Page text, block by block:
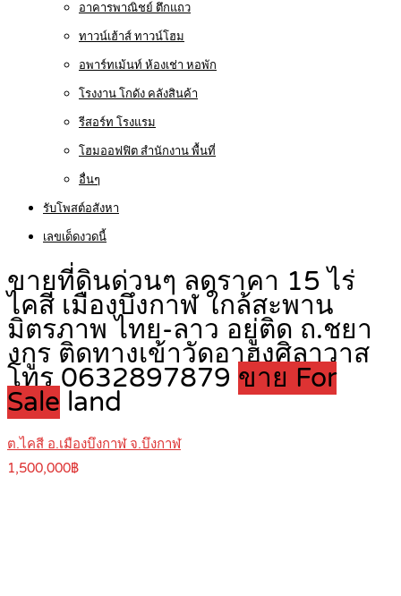
อาคารพาณิชย์ ตึกแถว
ทาวน์เฮ้าส์ ทาวน์โฮม
อพาร์ทเม้นท์ ห้องเช่า หอพัก
โรงงาน โกดัง คลังสินค้า
รีสอร์ท โรงแรม
โฮมออฟฟิต สำนักงาน พื้นที่
อื่นๆ
รับโพสต์อสังหา
เลขเด็ดงวดนี้
ขายที่ดินด่วนๆ ลดราคา 15 ไร่
ไคสี เมืองบึงกาฬ ใกล้สะพาน
มิตรภาพ ไทย-ลาว อยู่ติด ถ.ชยา
งกูร ติดทางเข้าวัดอาฮงศิลาวาส
โทร 0632897879 ขาย For
Sale land
ต.ไคสี อ.เมืองบึงกาฬ จ.บึงกาฬ
1,500,000฿